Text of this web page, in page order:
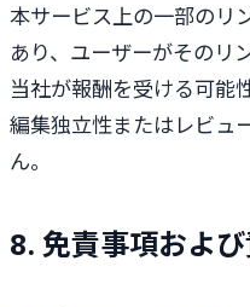
本サービス上の一部のリ
あり、ユーザーがそのリ
当社が報酬を受ける可能
編集独立性またはレビュ
ん。
8. 免責事項およ